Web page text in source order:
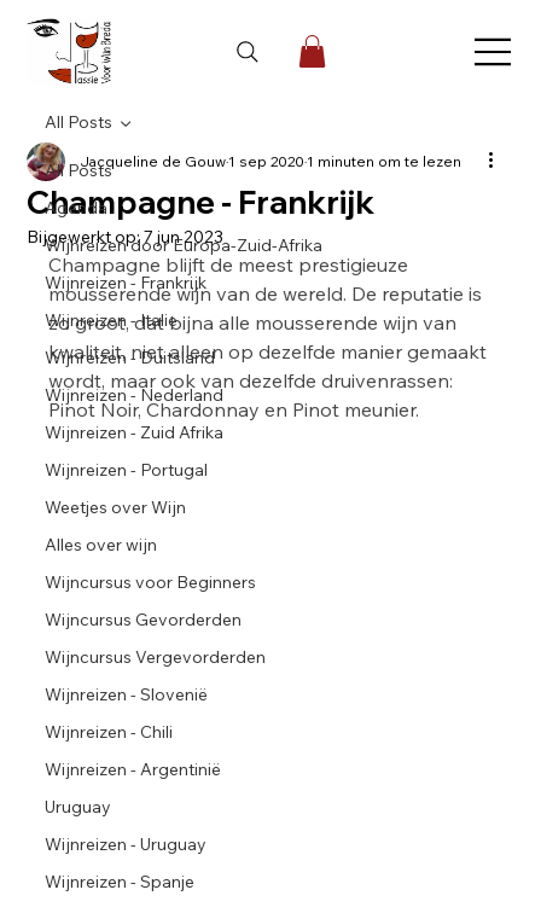
All Posts
Agenda
Wijnreizen door Europa-Zuid-Afrika
Wijnreizen - Frankrijk
Wijnreizen - Italie
Wijnreizen - Duitsland
Wijnreizen - Nederland
Wijnreizen - Zuid Afrika
Wijnreizen - Portugal
Weetjes over Wijn
Alles over wijn
Wijncursus voor Beginners
Wijncursus Gevorderden
Wijncursus Vergevorderden
Wijnreizen - Slovenië
Wijnreizen - Chili
Wijnreizen - Argentinië
Uruguay
Wijnreizen - Uruguay
Wijnreizen - Spanje
All Posts
Champagne - Frankrijk
Jacqueline de Gouw1 sep 20201 minuten om te lezen
Bijgewerkt op:7 jun 2023
Champagne blijft de meest prestigieuze
mousserende wijn van de wereld. De reputatie is
zo groot, dat bijna alle mousserende wijn van
kwaliteit, niet alleen op dezelfde manier gemaakt
wordt, maar ook van dezelfde druivenrassen:
Pinot Noir, Chardonnay en Pinot meunier.